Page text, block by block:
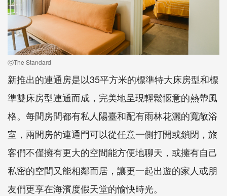
ⓒThe Standard
新推出的連通房是以35平方米的標準特大床房型和標
準雙床房型連通而成，完美地呈現輕鬆愜意的熱帶風
格。每間房間都有私人陽臺和配有雨林花灑的寬敞浴
室，兩間房的連通門可以從任意一側打開或鎖閉，旅
客們不僅擁有更大的空間能方便地聊天，或擁有自己
私密的空間又能相鄰而居，讓更一起出遊的家人或朋
友們更享在海濱度假天堂的愉快時光。